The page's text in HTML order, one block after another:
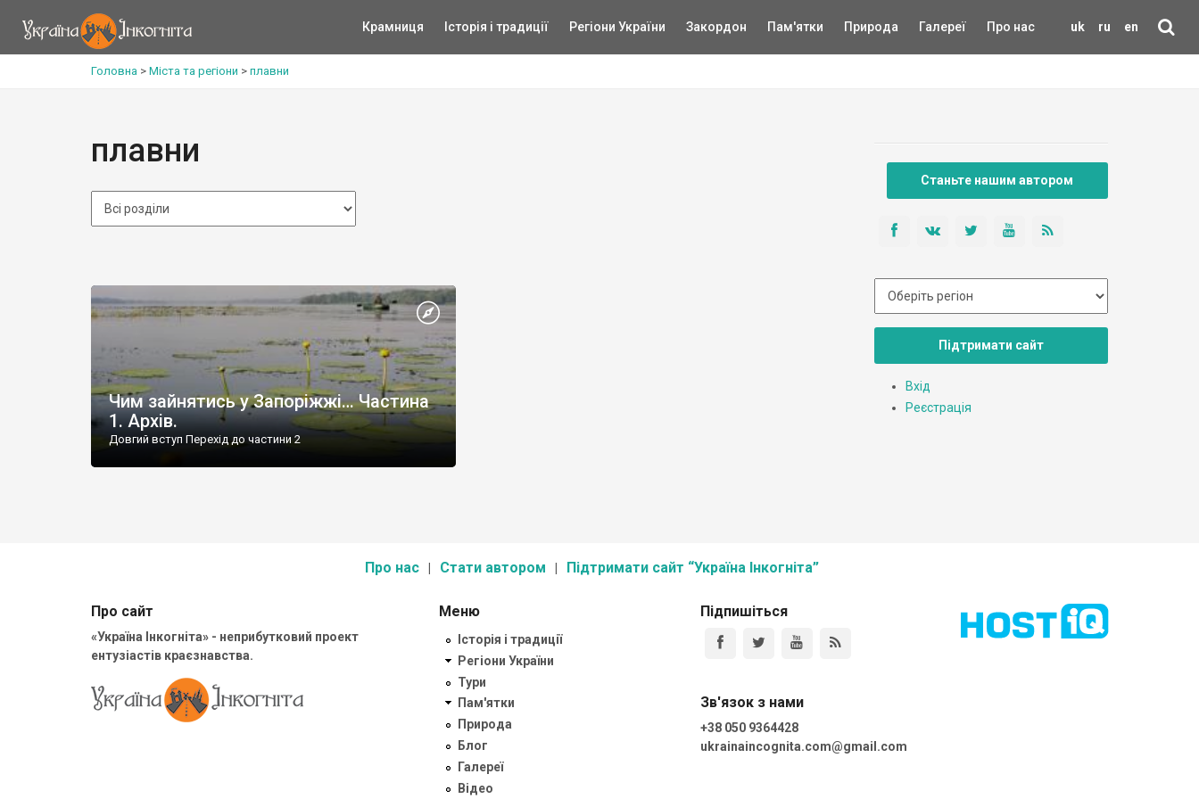
uk ru en
Крамниця Історія і традиції Регіони України Закордон Пам'ятки Природа Галереї Про нас
Головна > Міста та регіони > плавни
плавни
Чим зайнятись у Запоріжжі… Частина
1. Архів.
Довгий вступ Перехід до частини 2
Станьте нашим автором
Підтримати сайт
Вхід
Реєстрація
Про нас Стати автором Підтримати сайт “Україна Інкогніта”
Про сайт
«Україна Інкогніта» - неприбутковий проект
ентузіастів краєзнавства.
Меню
Історія і традиції
Регіони України
Тури
Пам'ятки
Природа
Блог
Галереї
Відео
Підпишіться
Зв'язок з нами
+38 050 9364428
ukrainaincognita.com@gmail.com